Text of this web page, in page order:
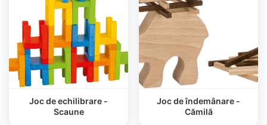
Joc de echilibrare -
Scaune
Joc de îndemânare -
Cămilă